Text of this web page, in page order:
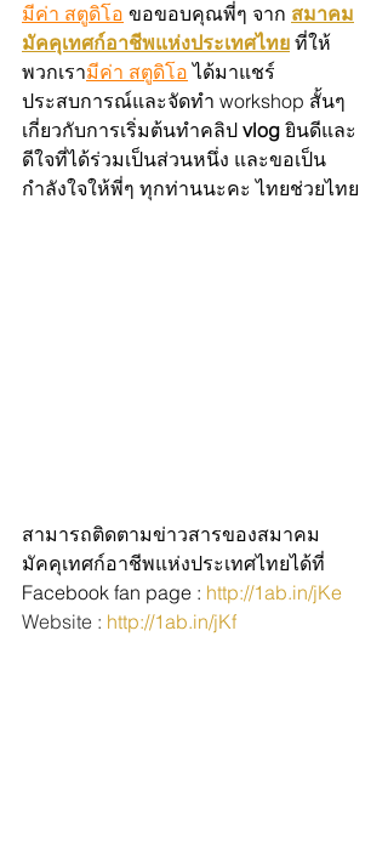
มีค่า สตูดิโอ ขอขอบคุณพี่ๆ จาก สมาคม
มัคคุเทศก์อาชีพแห่งประเทศไทย ที่ให้
พวกเรามีค่า สตูดิโอ ได้มาแชร์
ประสบการณ์และจัดทำ workshop สั้นๆ
เกี่ยวกับการเริ่มต้นทำคลิป vlog ยินดีและ
ดีใจที่ได้ร่วมเป็นส่วนหนึ่ง และขอเป็น
กำลังใจให้พี่ๆ ทุกท่านนะคะ ไทยช่วยไทย
สามารถติดตามข่าวสารของสมาคม
มัคคุเทศก์อาชีพแห่งประเทศไทยได้ที่
Facebook fan page : http://1ab.in/jKe
Website : http://1ab.in/jKf